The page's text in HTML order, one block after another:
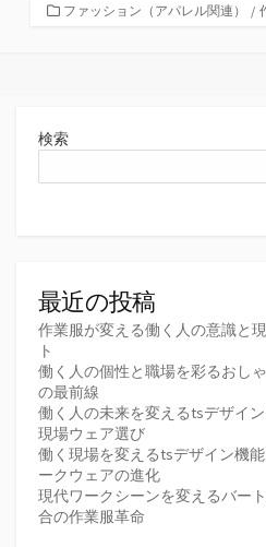
カファッション（アパレル関連） /
検索
最近の投稿
作業服が変える働く人の意識と
ト
働く人の個性と職場を彩るおし
の最前線
働く人の未来を変えるtsデザイ
現場ウェア選び
働く現場を変えるtsデザイン機
ークウェアの進化
現代ワークシーンを変えるバー
合の作業服革命